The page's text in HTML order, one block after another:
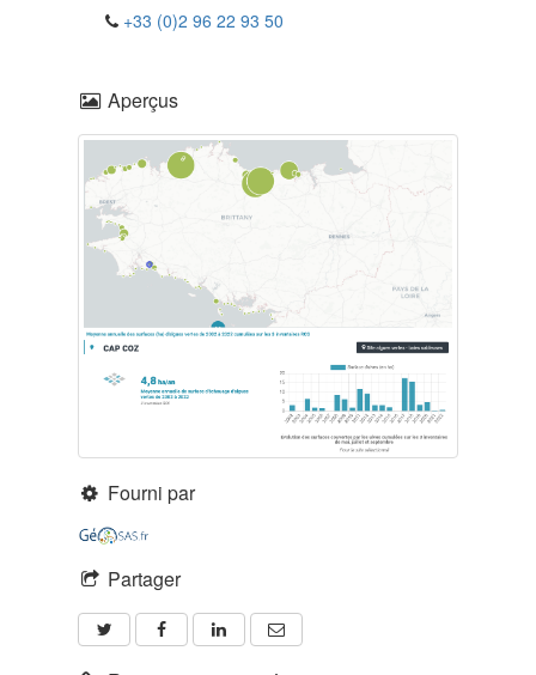
+33 (0)2 96 22 93 50
Aperçus
Fourni par
Partager